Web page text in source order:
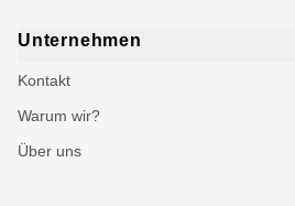
Unternehmen
Kontakt
Warum wir?
Über uns